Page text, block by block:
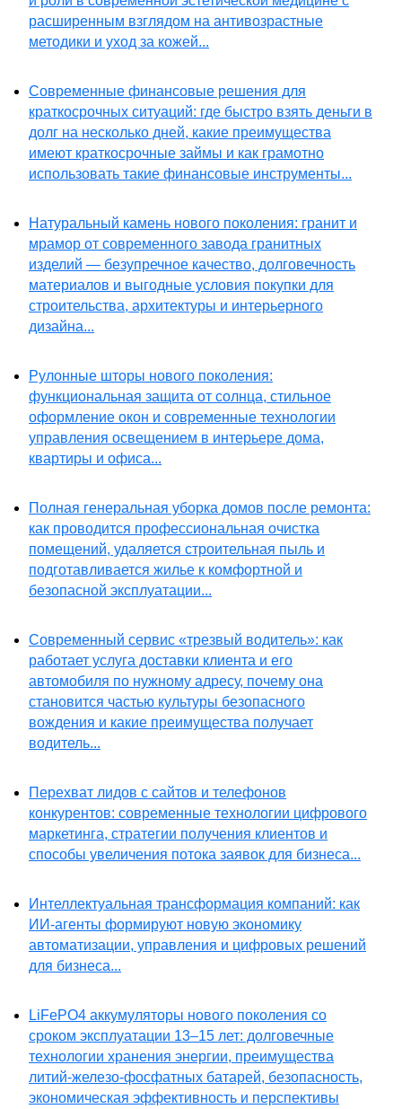
расширенным взглядом на антивозрастные
методики и уход за кожей...
Современные финансовые решения для
краткосрочных ситуаций: где быстро взять деньги в
долг на несколько дней, какие преимущества
имеют краткосрочные займы и как грамотно
использовать такие финансовые инструменты...
Натуральный камень нового поколения: гранит и
мрамор от современного завода гранитных
изделий — безупречное качество, долговечность
материалов и выгодные условия покупки для
строительства, архитектуры и интерьерного
дизайна...
Рулонные шторы нового поколения:
функциональная защита от солнца, стильное
оформление окон и современные технологии
управления освещением в интерьере дома,
квартиры и офиса...
Полная генеральная уборка домов после ремонта:
как проводится профессиональная очистка
помещений, удаляется строительная пыль и
подготавливается жилье к комфортной и
безопасной эксплуатации...
Современный сервис «трезвый водитель»: как
работает услуга доставки клиента и его
автомобиля по нужному адресу, почему она
становится частью культуры безопасного
вождения и какие преимущества получает
водитель...
Перехват лидов с сайтов и телефонов
конкурентов: современные технологии цифрового
маркетинга, стратегии получения клиентов и
способы увеличения потока заявок для бизнеса...
Интеллектуальная трансформация компаний: как
ИИ-агенты формируют новую экономику
автоматизации, управления и цифровых решений
для бизнеса...
LiFePO4 аккумуляторы нового поколения со
сроком эксплуатации 13–15 лет: долговечные
технологии хранения энергии, преимущества
литий-железо-фосфатных батарей, безопасность,
экономическая эффективность и перспективы